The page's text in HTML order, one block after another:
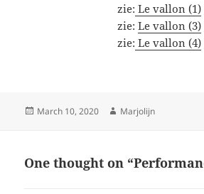
zie: Le vallon (1)
zie: Le vallon (3)
zie: Le vallon (4)
Posted
March 10, 2020 Author
Marjolijn
One thought on